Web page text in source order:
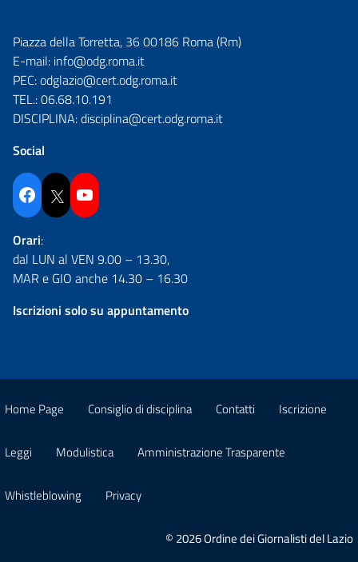
Piazza della Torretta, 36 00186 Roma (Rm)
E-mail: info@odg.roma.it
PEC:odglazio@cert.odg.roma.it
TEL.:06.68.10.191
DISCIPLINA:disciplina@cert.odg.roma.it
Social
Facebook Twitter YouTube
Orari:
dal LUN al VEN 9.00 – 13.30,
MAR e GIO anche 14.30 – 16.30
Iscrizioni solo su appuntamento
Home Page Consiglio di disciplina Contatti Iscrizione
Leggi Modulistica Amministrazione Trasparente
Whistleblowing Privacy
© 2026 Ordine dei Giornalisti del Lazio